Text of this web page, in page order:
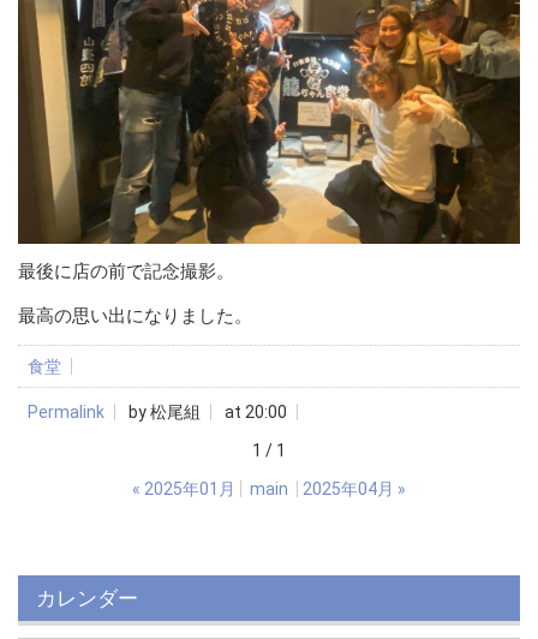
最後に店の前で記念撮影。
最高の思い出になりました。
食堂
Permalink by 松尾組
at 20:00
1 / 1
« 2025年01月 main 2025年04月 »
カレンダー